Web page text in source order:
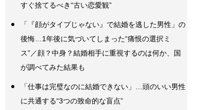
すぐ捨てるべき“古い恋愛観”
「『顔がタイプじゃない』で結婚を逃した男性」の
後悔…1年後に気づいてしまった“痛恨の選択ミ
ス”／顔？中身？結婚相手に重視するのは何か、国
が調べてみた結果も
「仕事は完璧なのに結婚できない」…頭のいい男性
に共通する“3つの致命的な盲点”